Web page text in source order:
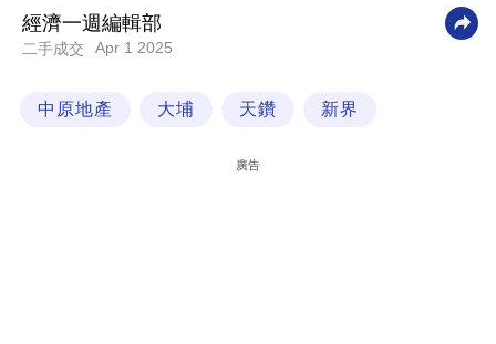
業
科
經濟一週編輯部
二手成交 Apr 1 2025
中原地產 大埔 天鑽 新界
廣告